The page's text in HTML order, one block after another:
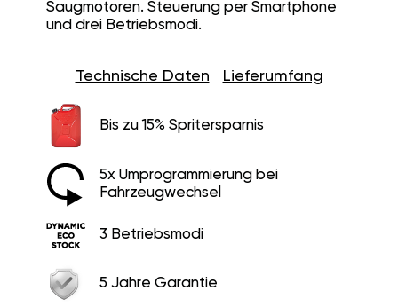
Saugmotoren. Steuerung per Smartphone
und drei Betriebsmodi.
Technische Daten Lieferumfang
Bis zu 15% Spritersparnis
5x Umprogrammierung bei
Fahrzeugwechsel
3 Betriebsmodi
5 Jahre Garantie